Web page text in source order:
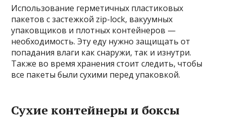
Использование герметичных пластиковых
пакетов с застежкой zip-lock, вакуумных
упаковщиков и плотных контейнеров —
необходимость. Эту еду нужно защищать от
попадания влаги как снаружи, так и изнутри.
Также во время хранения стоит следить, чтобы
все пакеты были сухими перед упаковкой.
Сухие контейнеры и боксы